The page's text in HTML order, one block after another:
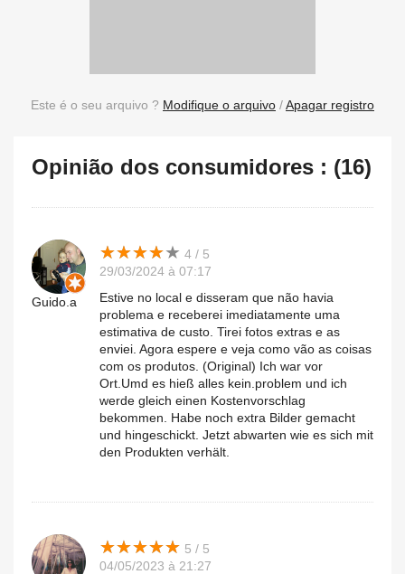
Este é o seu arquivo ? Modifique o arquivo /Apagar registro
Opinião dos consumidores : (16)
Guido.a
★★★★★
★★★★★ 4 / 5
29/03/2024 à 07:17
Estive no local e disseram que não havia
problema e receberei imediatamente uma
estimativa de custo. Tirei fotos extras e as
enviei. Agora espere e veja como vão as coisas
com os produtos. (Original) Ich war vor
Ort.Umd es hieß alles kein.problem und ich
werde gleich einen Kostenvorschlag
bekommen. Habe noch extra Bilder gemacht
und hingeschickt. Jetzt abwarten wie es sich mit
den Produkten verhält.
★★★★★
★★★★★ 5 / 5
04/05/2023 à 21:27